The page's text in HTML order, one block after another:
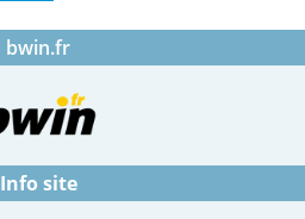
bwin.fr
Info site